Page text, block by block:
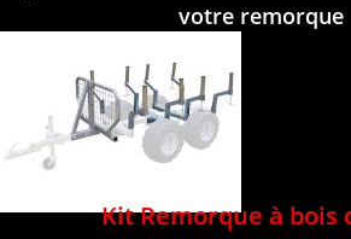
votre
Kit Remorque à bois